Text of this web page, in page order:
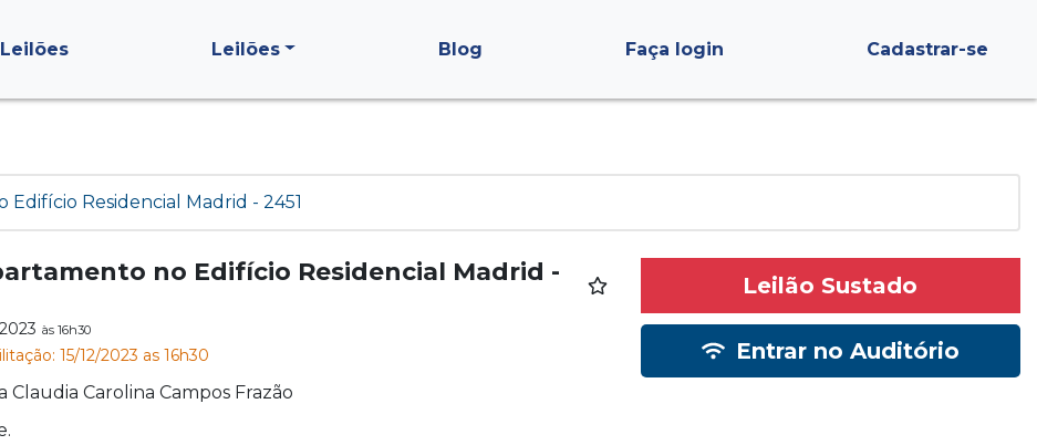
Leilões Blog Faça login Cadastrar-se
Residencial Madrid - 2451
no Edifício Residencial Madrid -
às 16h30
15/12/2023 as 16h30
Claudia Carolina Campos Frazão
Leilão Sustado
Entrar no Auditório